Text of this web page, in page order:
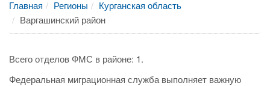
Главная Регионы
Курганская область
Варгашинский район
Всего отделов ФМС в районе: 1.
Федеральная миграционная служба выполняет важную